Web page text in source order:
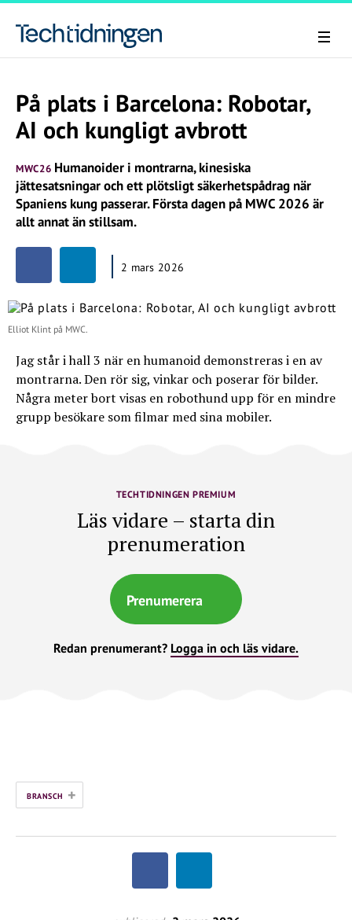
På plats i Barcelona: Robotar,
AI och kungligt avbrott
MWC26 Humanoider i montrarna, kinesiska
jättesatsningar och ett plötsligt säkerhetspådrag när
Spaniens kung passerar. Första dagen på MWC 2026 är
allt annat än stillsam.
2 mars 2026
Elliot Klint på MWC.
Jag står i hall 3 när en humanoid demonstreras i en av
montrarna. Den rör sig, vinkar och poserar för bilder.
Några meter bort visas en robothund upp för en mindre
grupp besökare som filmar med sina mobiler.
TECHTIDNINGEN PREMIUM
Läs vidare – starta din
prenumeration
Prenumerera
Redan prenumerant? Logga in och läs vidare.
BRANSCH +